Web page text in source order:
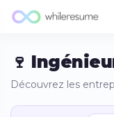
🍷
Découvrez les